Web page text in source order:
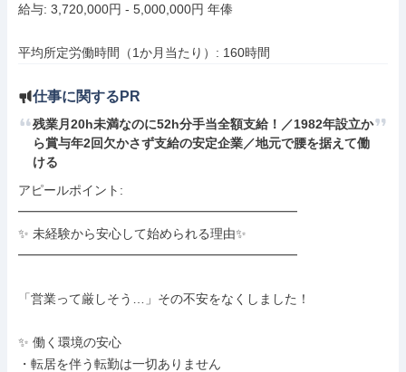
給与: 3,720,000円 - 5,000,000円 年俸
平均所定労働時間（1か月当たり）: 160時間
仕事に関するPR
残業月20h未満なのに52h分手当全額支給！／1982年設立か
ら賞与年2回欠かさず支給の安定企業／地元で腰を据えて働
ける
アピールポイント:
━━━━━━━━━━━━━━━━━━━━━━
✨ 未経験から安心して始められる理由✨
━━━━━━━━━━━━━━━━━━━━━━
「営業って厳しそう…」その不安をなくしました！
✨ 働く環境の安心
・転居を伴う転勤は一切ありません